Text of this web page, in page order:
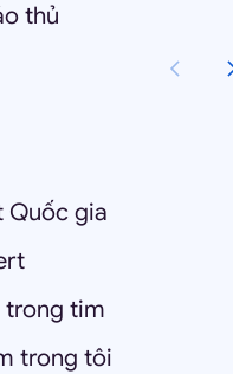
thủ
Quốc gia
trong tim
trong tôi